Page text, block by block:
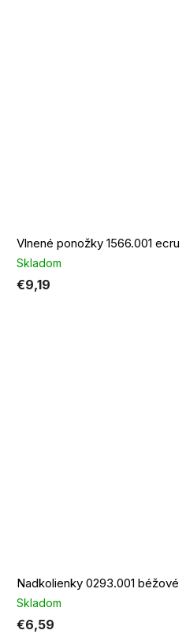
Vlnené ponožky 1566.001 ecru
Skladom
€9,19
Nadkolienky 0293.001 béžové
Skladom
€6,59